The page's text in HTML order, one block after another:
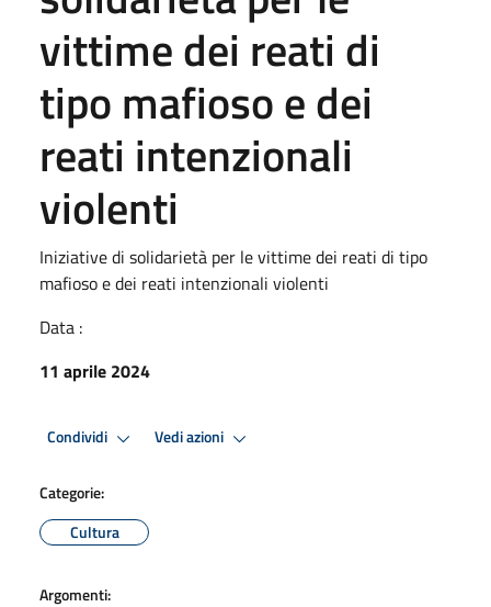
vittime dei reati di
tipo mafioso e dei
reati intenzionali
violenti
Iniziative di solidarietà per le vittime dei reati di tipo
mafioso e dei reati intenzionali violenti
Data :
11 aprile 2024
Condividi Vedi azioni
Categorie:
Cultura
Argomenti: